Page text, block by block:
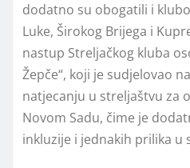
dodatno su obogatili i
Luke, Širokog Brijega i
nastup Streljačkog kluba
Žepče“, koji je sudjelovao
natjecanju u streljaštvu za
Novom Sadu, čime je
inkluzije i jednakih prilika u